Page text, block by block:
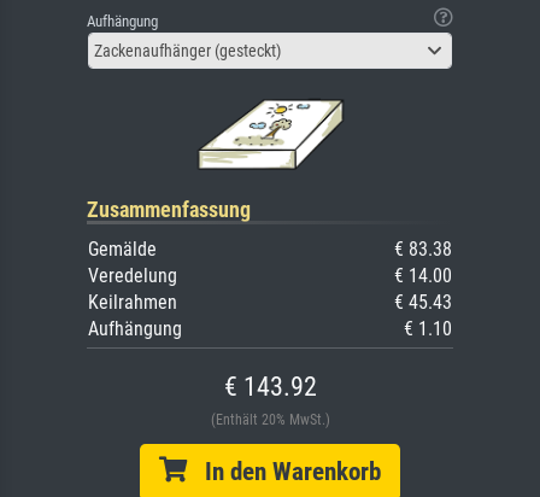
Aufhängung
Zackenaufhänger (gesteckt)
Zusammenfassung
Gemälde
€ 83.38
Veredelung
€ 14.00
Keilrahmen
€ 45.43
Aufhängung
€ 1.10
€ 143.92
(Enthält 20% MwSt.)
In den Warenkorb